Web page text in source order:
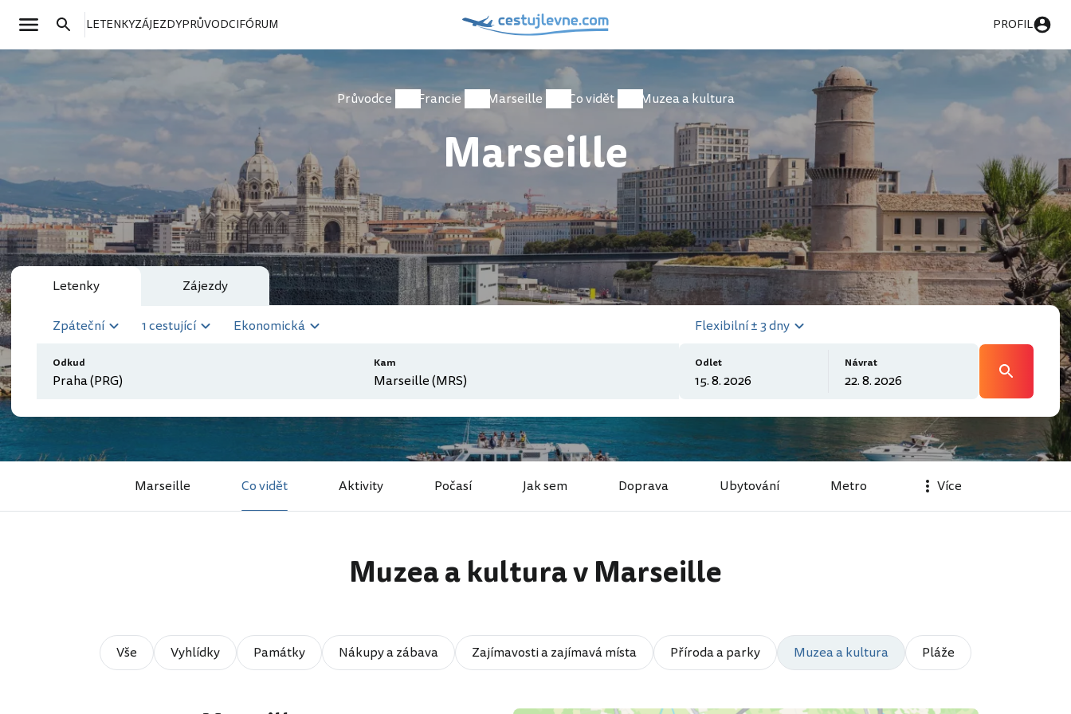
LETENKYZÁJEZDYPRŮVODCIFÓRUM PROFIL
Průvodce Francie Marseille Co vidět Muzea a kultura
Marseille
Letenky Zájezdy
Zpáteční 1 cestující Ekonomická
Odkud Kam
Flexibilní ± 3 dny
Odlet Návrat
Marseille Co vidět Aktivity Počasí Jak sem Doprava Ubytování Metro Více
Muzea a kultura v Marseille
Vše Vyhlídky Památky Nákupy a zábava Zajímavosti a zajímavá místa Příroda a parky Muzea a kultura Pláže